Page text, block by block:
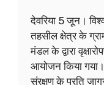
महाग्रंथ:
और
रहस्य